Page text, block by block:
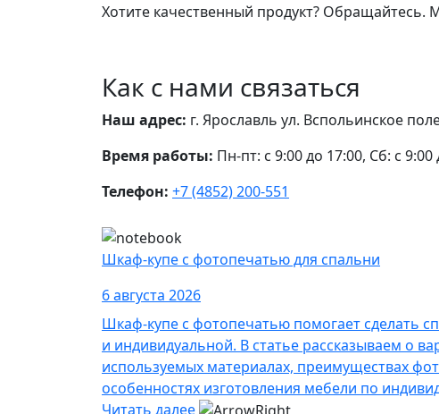
Хотите качественный продукт?
Как с нами связаться
Наш адрес: г. Ярославль ул. Вспольинское
Время работы: Пн-пт: с 9:00 до 17:00, Сб: с
Телефон: +7 (4852) 200-551
Шкаф-купе с фотопечатью для спальни
6 августа 2026
Шкаф-купе с фотопечатью помогает сделать
и индивидуальной. В статье рассказываем о
используемых материалах, преимуществах
особенностях изготовления мебели по
Читать далее